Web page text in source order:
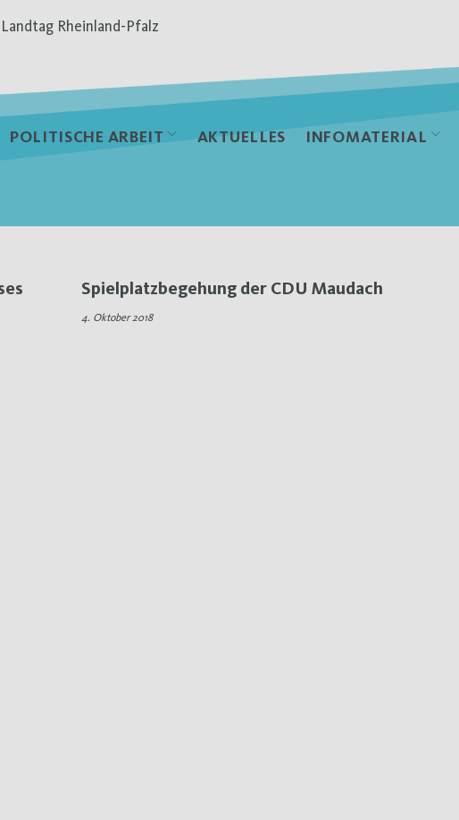
Rheinland-Pfalz
POLITISCHE ARBEIT AKTUELLES INFOMATERIAL
Spielplatzbegehung der CDU Maudach
4. Oktober 2018